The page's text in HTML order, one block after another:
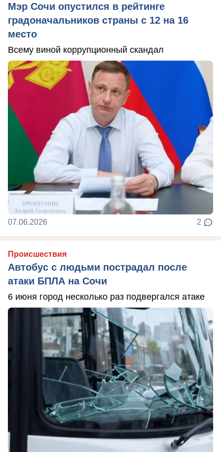
Мэр Сочи опустился в рейтинге
градоначальников страны с 12 на 16
место
Всему виной коррупционный скандал
07.06.2026 2
Происшествия
Автобус с людьми пострадал после
атаки БПЛА на Сочи
6 июня город несколько раз подвергался атаке